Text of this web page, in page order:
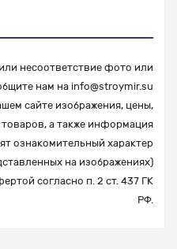
несоответствие фото или
нам на info@stroymir.su
сайте изображения, цены,
а также информация
ознакомительный характер
на изображениях)
согласно п. 2 ст. 437 ГК
РФ.